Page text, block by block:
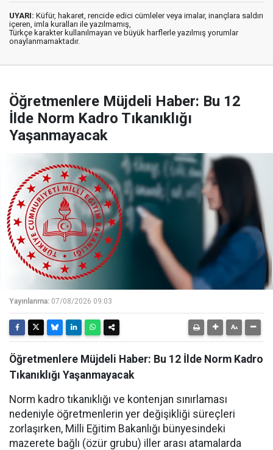
UYARI: Küfür, hakaret, rencide edici cümleler veya imalar, inançlara saldırı
içeren, imla kuralları ile yazılmamış,
Türkçe karakter kullanılmayan ve büyük harflerle yazılmış yorumlar
onaylanmamaktadır.
Öğretmenlere Müjdeli Haber: Bu 12
İlde Norm Kadro Tıkanıklığı
Yaşanmayacak
Yayınlanma: 07/08/2026 09:03
Öğretmenlere Müjdeli Haber: Bu 12 İlde Norm Kadro
Tıkanıklığı Yaşanmayacak
Norm kadro tıkanıklığı ve kontenjan sınırlaması
nedeniyle öğretmenlerin yer değişikliği süreçleri
zorlaşırken, Milli Eğitim Bakanlığı bünyesindeki
mazerete bağlı (özür grubu) iller arası atamalarda